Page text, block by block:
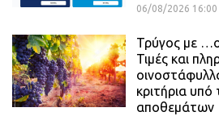
06/08/2026 16:00
Τρύγος με
Τιμές και
κριτήρια
αποθεμάτων